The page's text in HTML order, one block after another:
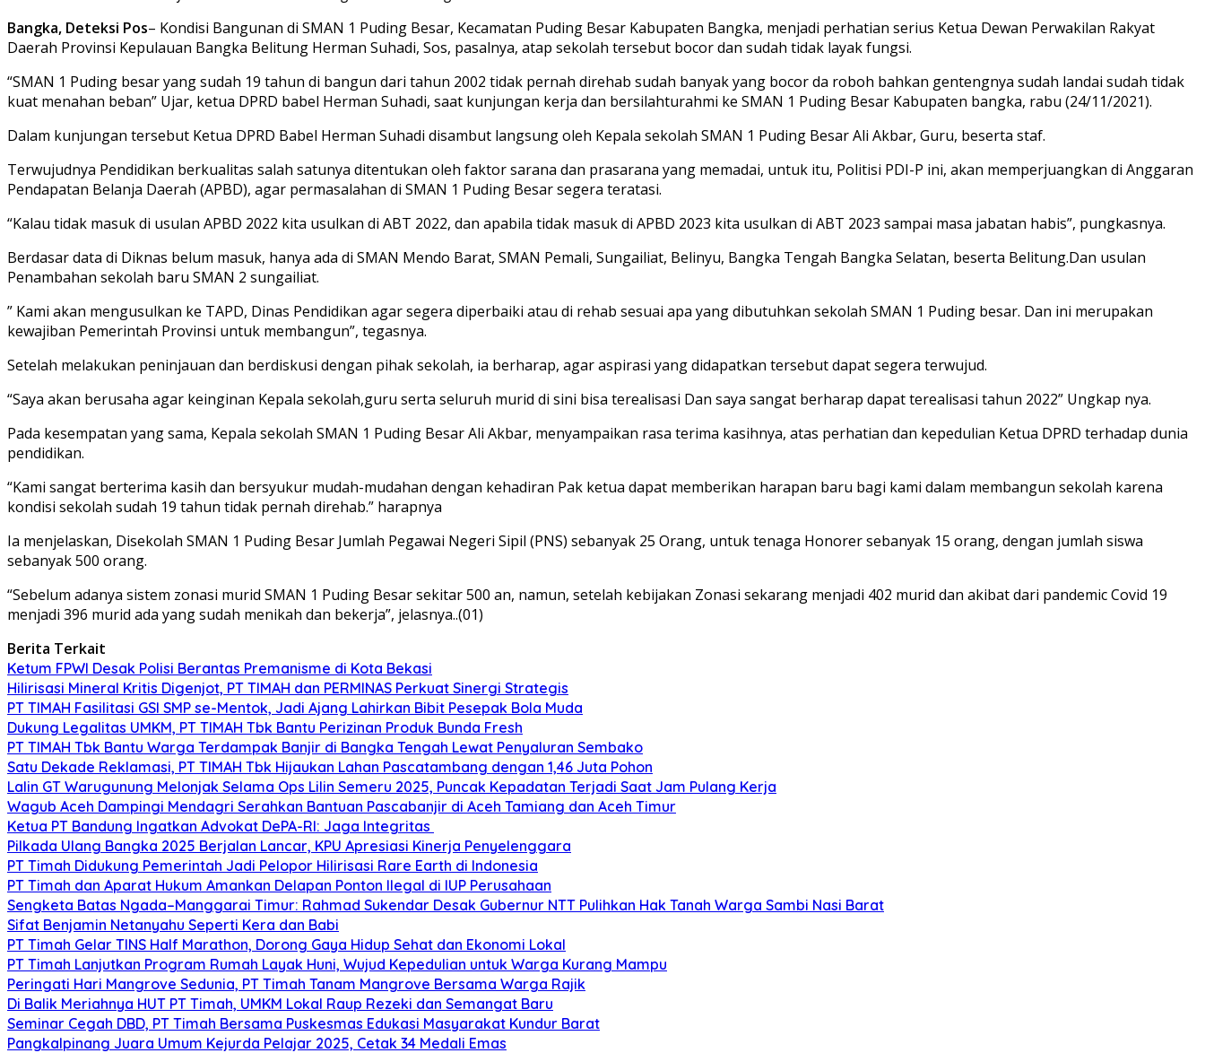
Bangka, Deteksi Pos– Kondisi Bangunan di SMAN 1 Puding Besar, Kecamatan Puding Besar Kabupaten Bangka, menjadi perhatian serius Ketua Dewan Perwakilan Rakyat
Daerah Provinsi Kepulauan Bangka Belitung Herman Suhadi, Sos, pasalnya, atap sekolah tersebut bocor dan sudah tidak layak fungsi.
“SMAN 1 Puding besar yang sudah 19 tahun di bangun dari tahun 2002 tidak pernah direhab sudah banyak yang bocor da roboh bahkan gentengnya sudah landai sudah tidak
kuat menahan beban” Ujar, ketua DPRD babel Herman Suhadi, saat kunjungan kerja dan bersilahturahmi ke SMAN 1 Puding Besar Kabupaten bangka, rabu (24/11/2021).
Dalam kunjungan tersebut Ketua DPRD Babel Herman Suhadi disambut langsung oleh Kepala sekolah SMAN 1 Puding Besar Ali Akbar, Guru, beserta staf.
Terwujudnya Pendidikan berkualitas salah satunya ditentukan oleh faktor sarana dan prasarana yang memadai, untuk itu, Politisi PDI-P ini, akan memperjuangkan di Anggaran
Pendapatan Belanja Daerah (APBD), agar permasalahan di SMAN 1 Puding Besar segera teratasi.
“Kalau tidak masuk di usulan APBD 2022 kita usulkan di ABT 2022, dan apabila tidak masuk di APBD 2023 kita usulkan di ABT 2023 sampai masa jabatan habis”, pungkasnya.
Berdasar data di Diknas belum masuk, hanya ada di SMAN Mendo Barat, SMAN Pemali, Sungailiat, Belinyu, Bangka Tengah Bangka Selatan, beserta Belitung.Dan usulan
Penambahan sekolah baru SMAN 2 sungailiat.
” Kami akan mengusulkan ke TAPD, Dinas Pendidikan agar segera diperbaiki atau di rehab sesuai apa yang dibutuhkan sekolah SMAN 1 Puding besar. Dan ini merupakan
kewajiban Pemerintah Provinsi untuk membangun”, tegasnya.
Setelah melakukan peninjauan dan berdiskusi dengan pihak sekolah, ia berharap, agar aspirasi yang didapatkan tersebut dapat segera terwujud.
“Saya akan berusaha agar keinginan Kepala sekolah,guru serta seluruh murid di sini bisa terealisasi Dan saya sangat berharap dapat terealisasi tahun 2022” Ungkap nya.
Pada kesempatan yang sama, Kepala sekolah SMAN 1 Puding Besar Ali Akbar, menyampaikan rasa terima kasihnya, atas perhatian dan kepedulian Ketua DPRD terhadap dunia
pendidikan.
“Kami sangat berterima kasih dan bersyukur mudah-mudahan dengan kehadiran Pak ketua dapat memberikan harapan baru bagi kami dalam membangun sekolah karena
kondisi sekolah sudah 19 tahun tidak pernah direhab.” harapnya
Ia menjelaskan, Disekolah SMAN 1 Puding Besar Jumlah Pegawai Negeri Sipil (PNS) sebanyak 25 Orang, untuk tenaga Honorer sebanyak 15 orang, dengan jumlah siswa
sebanyak 500 orang.
“Sebelum adanya sistem zonasi murid SMAN 1 Puding Besar sekitar 500 an, namun, setelah kebijakan Zonasi sekarang menjadi 402 murid dan akibat dari pandemic Covid 19
menjadi 396 murid ada yang sudah menikah dan bekerja”, jelasnya..(01)
Berita Terkait
Ketum FPWI Desak Polisi Berantas Premanisme di Kota Bekasi
Hilirisasi Mineral Kritis Digenjot, PT TIMAH dan PERMINAS Perkuat Sinergi Strategis
PT TIMAH Fasilitasi GSI SMP se-Mentok, Jadi Ajang Lahirkan Bibit Pesepak Bola Muda
Dukung Legalitas UMKM, PT TIMAH Tbk Bantu Perizinan Produk Bunda Fresh
PT TIMAH Tbk Bantu Warga Terdampak Banjir di Bangka Tengah Lewat Penyaluran Sembako
Satu Dekade Reklamasi, PT TIMAH Tbk Hijaukan Lahan Pascatambang dengan 1,46 Juta Pohon
Lalin GT Warugunung Melonjak Selama Ops Lilin Semeru 2025, Puncak Kepadatan Terjadi Saat Jam Pulang Kerja
Wagub Aceh Dampingi Mendagri Serahkan Bantuan Pascabanjir di Aceh Tamiang dan Aceh Timur
Ketua PT Bandung Ingatkan Advokat DePA-RI: Jaga Integritas
Pilkada Ulang Bangka 2025 Berjalan Lancar, KPU Apresiasi Kinerja Penyelenggara
PT Timah Didukung Pemerintah Jadi Pelopor Hilirisasi Rare Earth di Indonesia
PT Timah dan Aparat Hukum Amankan Delapan Ponton Ilegal di IUP Perusahaan
Sengketa Batas Ngada–Manggarai Timur: Rahmad Sukendar Desak Gubernur NTT Pulihkan Hak Tanah Warga Sambi Nasi Barat
Sifat Benjamin Netanyahu Seperti Kera dan Babi
PT Timah Gelar TINS Half Marathon, Dorong Gaya Hidup Sehat dan Ekonomi Lokal
PT Timah Lanjutkan Program Rumah Layak Huni, Wujud Kepedulian untuk Warga Kurang Mampu
Peringati Hari Mangrove Sedunia, PT Timah Tanam Mangrove Bersama Warga Rajik
Di Balik Meriahnya HUT PT Timah, UMKM Lokal Raup Rezeki dan Semangat Baru
Seminar Cegah DBD, PT Timah Bersama Puskesmas Edukasi Masyarakat Kundur Barat
Pangkalpinang Juara Umum Kejurda Pelajar 2025, Cetak 34 Medali Emas